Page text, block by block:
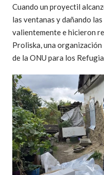
Cuando un proyectil
las ventanas y dañando
valientemente e hicieron
Proliska, una organización
de la ONU para los